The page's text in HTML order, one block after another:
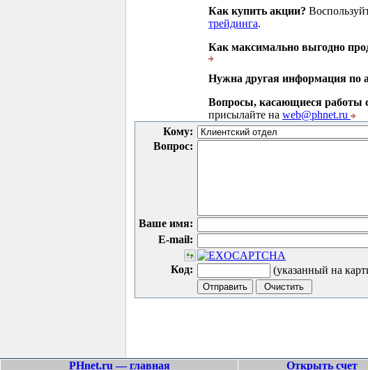
Как купить акции?
трейдинга.
Как максимально выгодно
Нужна другая информация по
Вопросы, касающиеся работы
присылайте на web@phnet.ru
Кому:
Вопрос:
Ваше имя:
E-mail:
Код: (указанный на
PHnet.ru — главная Открыть счет